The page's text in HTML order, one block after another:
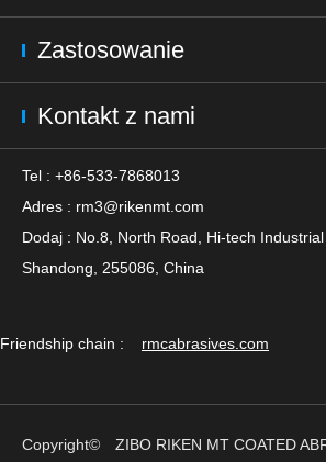
Zastosowanie
Kontakt z nami
Tel : +86-533-7868013
Adres : rm3@rikenmt.com
Dodaj : No.8, North Road, Hi-tech Industrial
Shandong, 255086, China
Friendship chain : rmcabrasives.com
Copyright© ZIBO RIKEN MT COATED